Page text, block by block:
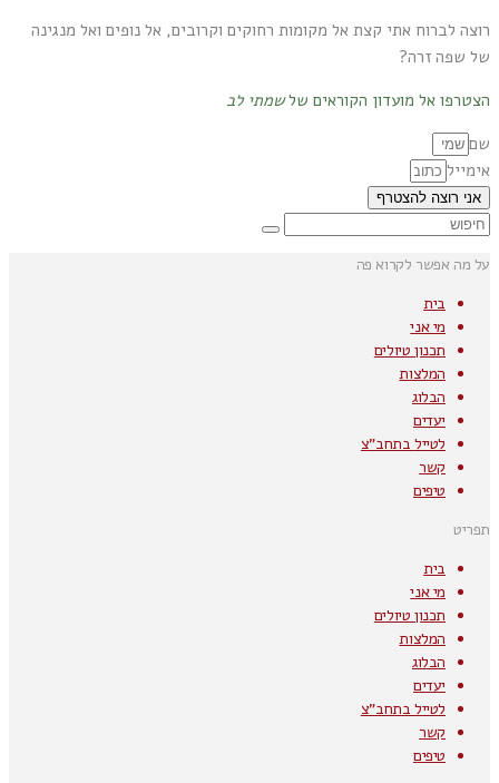
רוצה לברוח אתי קצת אל מקומות רחוקים וקרובים, אל נופים ואל מנגינה
של שפה זרה?
הצטרפו אל מועדון הקוראים שלשמתי לב
שם
אימייל
אני רוצה להצטרף
על מה אפשר לקרוא פה
בית
מי אני
תכנון טיולים
המלצות
הבלוג
יעדים
לטייל בתחב"צ
קשר
טיפים
תפריט
בית
מי אני
תכנון טיולים
המלצות
הבלוג
יעדים
לטייל בתחב"צ
קשר
טיפים